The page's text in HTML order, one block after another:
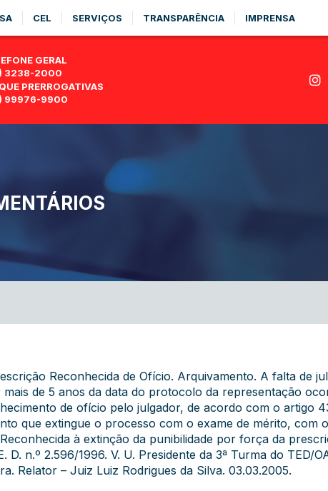
CEL SERVIÇOS TRANSPARÊNCIA IMPRENSA
GERAL
3238-2000
PRERROGATIVAS
99976-9900
Reconhecida de Ofício. Arquivamento. A falta de
de 5 anos da data do protocolo da representação
de ofício pelo julgador, de acordo com o artigo
que extingue o processo com o exame de mérito, com
à extinção da punibilidade por força da
D. n.º 2.596/1996. V. U. Presidente da 3ª Turma do TED/
Relator – Juiz Luiz Rodrigues da Silva. 03.03.2005.